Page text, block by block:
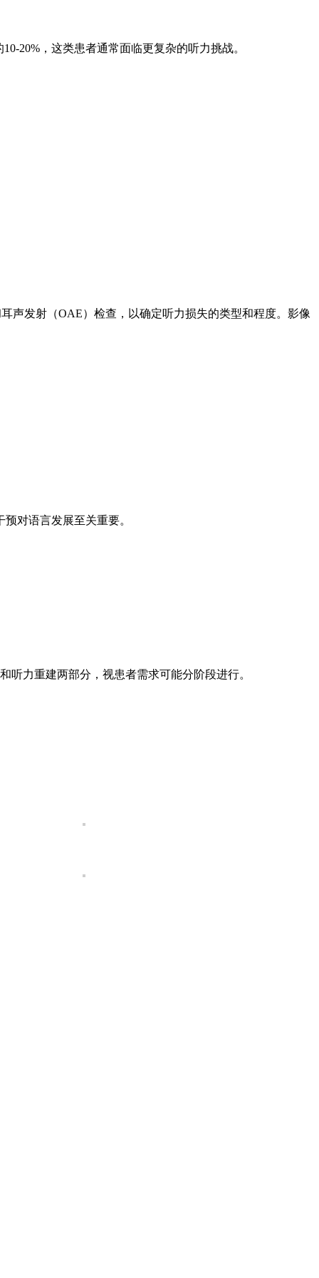
20%，这类患者通常面临更复杂的听力挑战。
声发射（OAE）检查，以确定听力损失的类型和程度。影像
对语言发展至关重要。
力重建两部分，视患者需求可能分阶段进行。